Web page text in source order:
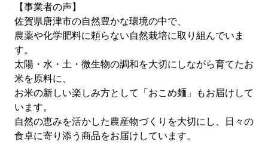
【事業者の声】
佐賀県唐津市の自然豊かな環境の中で、
農薬や化学肥料に頼らない自然栽培に取り組んでいま
す。
太陽・水・土・微生物の調和を大切にしながら育てたお
米を原料に、
お米の新しい楽しみ方として「おこめ麺」もお届けして
います。
自然の恵みを活かした農産物づくりを大切にし、日々の
食卓に寄り添う商品をお届けしています。